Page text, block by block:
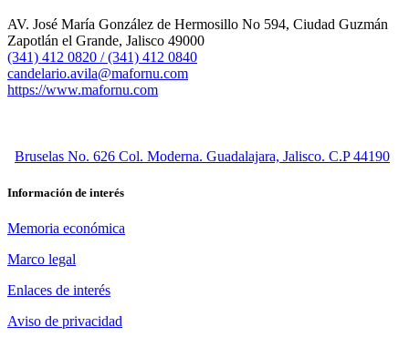
AV. José María González de Hermosillo No 594, Ciudad Guzmán
Zapotlán el Grande, Jalisco 49000
(341) 412 0820 / (341) 412 0840
candelario.avila@mafornu.com
https://www.mafornu.com
Bruselas No. 626 Col. Moderna. Guadalajara, Jalisco. C.P 44190
Información de interés
Memoria económica
Marco legal
Enlaces de interés
Aviso de privacidad